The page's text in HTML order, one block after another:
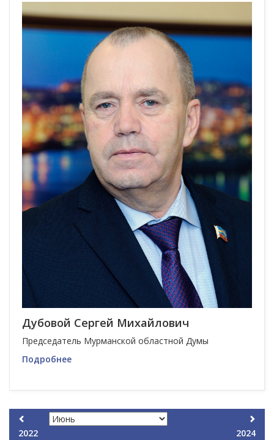
Дубовой Сергей Михайлович
Председатель Мурманской областной Думы
Подробнее
2022 2024